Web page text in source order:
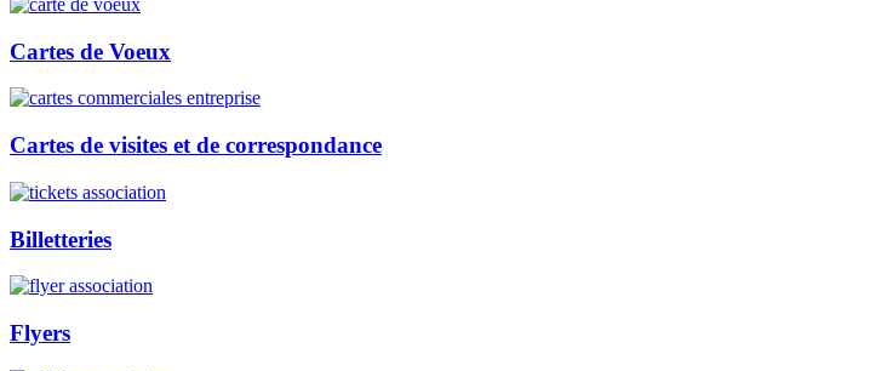
Cartes de Voeux
Cartes de visites et de correspondance
Billetteries
Flyers